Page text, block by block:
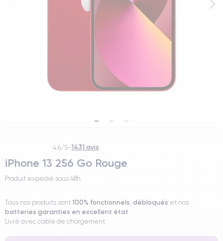
4.6/5-1431 avis
iPhone 13 256 Go Rouge
Produit expédié sous 48h
Tous nos produits sont 100% fonctionnels, débloqués et nos
batteries garanties en excellent état.
Livré avec cable de chargement.